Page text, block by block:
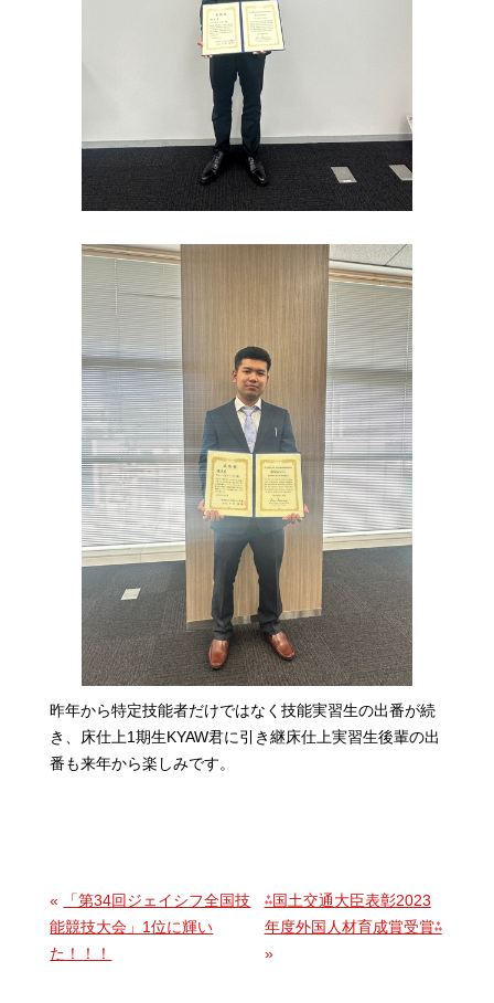
昨年から特定技能者だけではなく技能実習生の出番が続
き、床仕上1期生KYAW君に引き継床仕上実習生後輩の出
番も来年から楽しみです。
«
「第34回ジェイシフ全国技
能競技大会」1位に輝い
た！！！
⁂国土交通大臣表彰2023
年度外国人材育成賞受賞⁂
»